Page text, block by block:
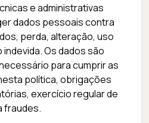
e administrativas
dados pessoais contra
perda, alteração, uso
Os dados são
para cumprir as
política, obrigações
exercício regular de
fraudes.